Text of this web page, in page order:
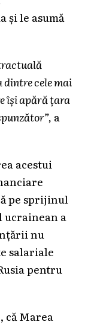
și le asumă
cele mai
își apără țara
a
acestui
pe sprijinul
a
nu
salariale
pentru
că Marea